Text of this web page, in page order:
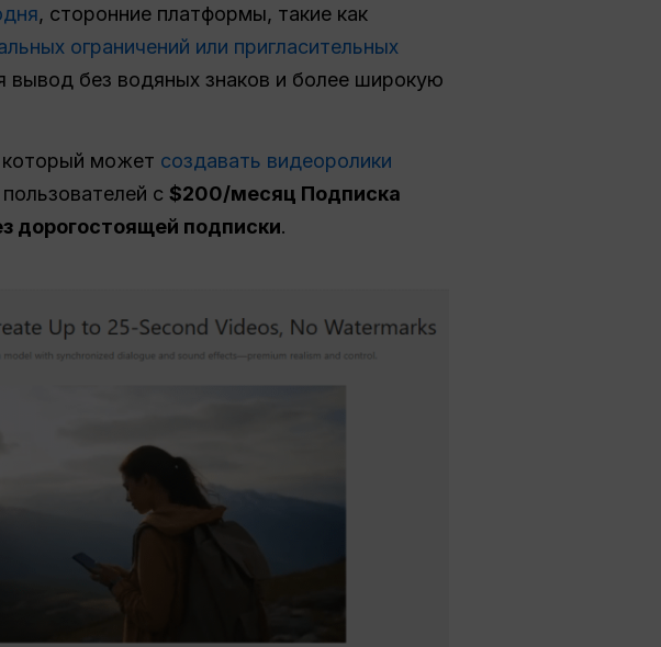
, сторонние платформы, такие как
ограничений или пригласительных
вывод без водяных знаков и более широкую
который может создавать видеоролики
с $200/месяц Подписка
дорогостоящей подписки.